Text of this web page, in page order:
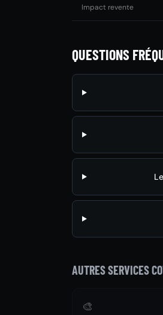
Impact revente
QUESTIONS
AUTRES SERVICES
🎨